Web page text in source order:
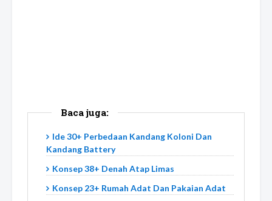
Baca juga:
Ide 30+ Perbedaan Kandang Koloni Dan
Kandang Battery
Konsep 38+ Denah Atap Limas
Konsep 23+ Rumah Adat Dan Pakaian Adat